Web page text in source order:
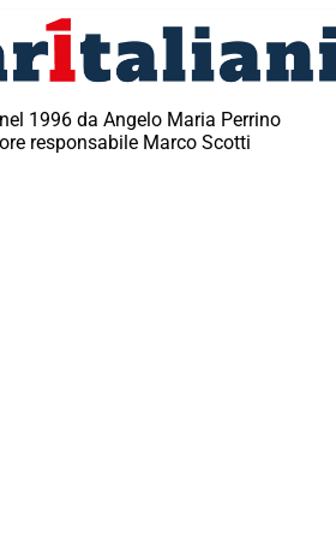
1996 da Angelo Maria Perrino
responsabile Marco Scotti